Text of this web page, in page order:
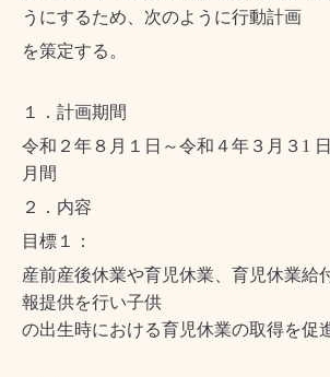
うにするため、次のように行動計画
を策定する。
１．計画期間
令和２年８月１日～令和４年３月３1
月間
２．内容
目標１：
産前産後休業や育児休業、育児休業給
報提供を行い子供
の出生時における育児休業の取得を促